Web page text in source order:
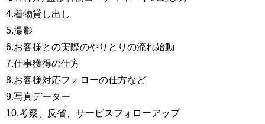
4.着物貸し出し
5.撮影
6.お客様との実際のやりとりの流れ始動
7.仕事獲得の仕方
8.お客様対応フォローの仕方など
9.写真データー
10.考察、反省、サービスフォローアップ